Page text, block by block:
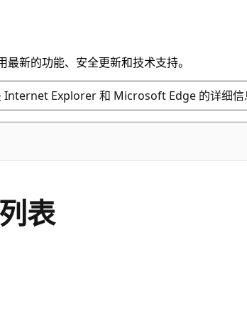
新的功能、安全更新和技术支持。
Internet Explorer 和 Microsoft Edge 的详细信
表